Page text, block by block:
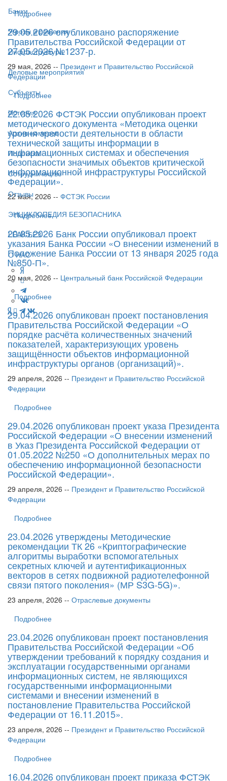
Банки
Угрозы и решения
Инфраструктура
Деловые мероприятия
Субъекты
История
Архив номеров
Подписка
Сотрудничество
Отзывы
ЭНЦИКЛОПЕДИЯ БЕЗОПАСНИКА
LEAK-БЕЗ
О НАС
Подробнее
29.05.2026 опубликовано распоряжение
Правительства Российской Федерации от
27.05.2026 №1237-р.
29 мая, 2026 -- Президент и Правительство Российской
Федерации
Подробнее
22.05.2026 ФСТЭК России опубликован проект
методического документа «Методика оценки
уровня зрелости деятельности в области
технической защиты информации в
информационных системах и обеспечения
безопасности значимых объектов критической
информационной инфраструктуры Российской
Федерации».
22 мая, 2026 -- ФСТЭК России
Подробнее
20.05.2026 Банк России опубликовал проект
указания Банка России «О внесении изменений в
Положение Банка России от 13 января 2025 года
№850-П».
20 мая, 2026 -- Центральный банк Российской Федерации
Подробнее
29.04.2026 опубликован проект постановления
Правительства Российской Федерации «О
порядке расчёта количественных значений
показателей, характеризующих уровень
защищённости объектов информационной
инфраструктуры органов (организаций)».
29 апреля, 2026 -- Президент и Правительство Российской
Федерации
Подробнее
29.04.2026 опубликован проект указа Президента
Российской Федерации «О внесении изменений
в Указ Президента Российской Федерации от
01.05.2022 №250 «О дополнительных мерах по
обеспечению информационной безопасности
Российской Федерации».
29 апреля, 2026 -- Президент и Правительство Российской
Федерации
Подробнее
23.04.2026 утверждены Методические
рекомендации ТК 26 «Криптографические
алгоритмы выработки вспомогательных
секретных ключей и аутентификационных
векторов в сетях подвижной радиотелефонной
связи пятого поколения» (МР S3G-5G)».
23 апреля, 2026 -- Отраслевые документы
Подробнее
23.04.2026 опубликован проект постановления
Правительства Российской Федерации «Об
утверждении требований к порядку создания и
эксплуатации государственными органами
информационных систем, не являющихся
государственными информационными
системами и внесении изменений в
постановление Правительства Российской
Федерации от 16.11.2015».
23 апреля, 2026 -- Президент и Правительство Российской
Федерации
Подробнее
16.04.2026 опубликован проект приказа ФСТЭК